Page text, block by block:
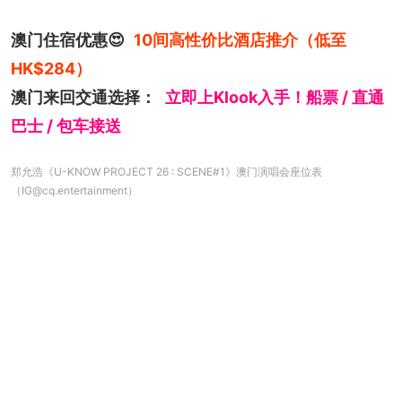
澳门住宿优惠😍 10间高性价比酒店推介（低至
HK$284）
澳门来回交通选择：
立即上Klook入手！船票 / 直通
巴士 / 包车接送
郑允浩《U-KNOW PROJECT 26 : SCENE#1》澳门演唱会座位表
（IG@cq.entertainment）